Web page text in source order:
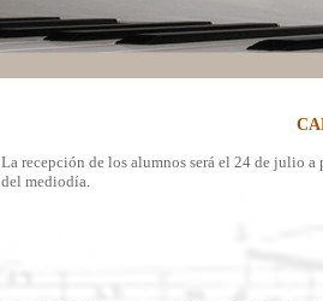
La recepción de los alumnos será el 24 de julio a
del mediodía.